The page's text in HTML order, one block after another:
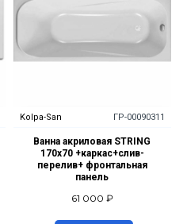
Kolpa-San ГР-00090311
Ванна акриловая STRING
170x70 +каркас+слив-
перелив+ фронтальная
панель
61 000 ₽